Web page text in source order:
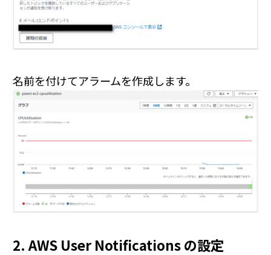
名前を付けてアラームを作成します。
2. AWS User Notifications の設定